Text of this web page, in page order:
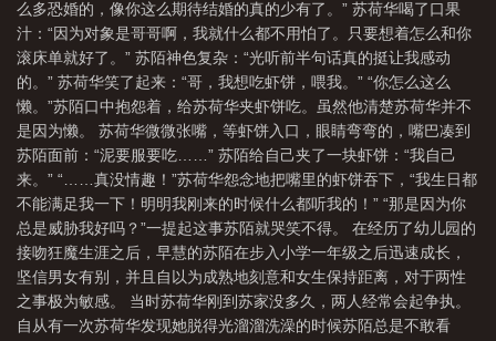
找 七等分的未来女主有几个 七等分的未来为啥停了 七等分的未来简
介 七等分的未来怎么没了 七等分的未来TXT 七等分的未来未修改
分的未来百科 七等分的未来女主有哪些 七等分的未来贴吧 七等分的未来
350章 七等分的未来479章 七等分的未来在线 七等分的未来人物介
绍 七等分的未来怎么不更了 七等分的未来起点中文网 七等分的未来女主
角 七等分的未来 十点听风 七等分的未来256章 七等分的未来人物 七等
么 七等分的未来txt
么多恐婚的，像你这么期待结婚的真的少有了。” 苏荷华喝了口果
汁：“因为对象是哥哥啊，我就什么都不用怕了。只要想着怎么和你
滚床单就好了。” 苏陌神色复杂：“光听前半句话真的挺让我感动
的。” 苏荷华笑了起来：“哥，我想吃虾饼，喂我。” “你怎么这么
懒。”苏陌口中抱怨着，给苏荷华夹虾饼吃。虽然他清楚苏荷华并不
是因为懒。 苏荷华微微张嘴，等虾饼入口，眼睛弯弯的，嘴巴凑到
苏陌面前：“泥要服要吃……” 苏陌给自己夹了一块虾饼：“我自己
来。” “……真没情趣！”苏荷华怨念地把嘴里的虾饼吞下，“我生日都
不能满足我一下！明明我刚来的时候什么都听我的！” “那是因为你
总是威胁我好吗？”一提起这事苏陌就哭笑不得。 在经历了幼儿园的
接吻狂魔生涯之后，早慧的苏陌在步入小学一年级之后迅速成长，
坚信男女有别，并且自以为成熟地刻意和女生保持距离，对于两性
之事极为敏感。 当时苏荷华刚到苏家没多久，两人经常会起争执。
自从有一次苏荷华发现她脱得光溜溜洗澡的时候苏陌总是不敢看